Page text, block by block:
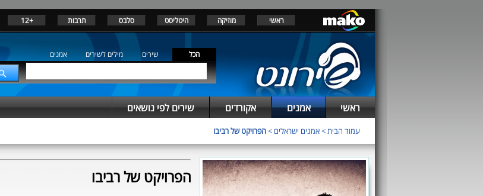
ראשי מוזיקה היטליסט סלבס תרבות +12
הכל שירים מילים לשירים אמנים
ראשי אמנים אקורדים שירים לפי נושאים
עמוד הבית>אמנים ישראלים >הפרויקט של רביבו
הפרויקט של רביבו